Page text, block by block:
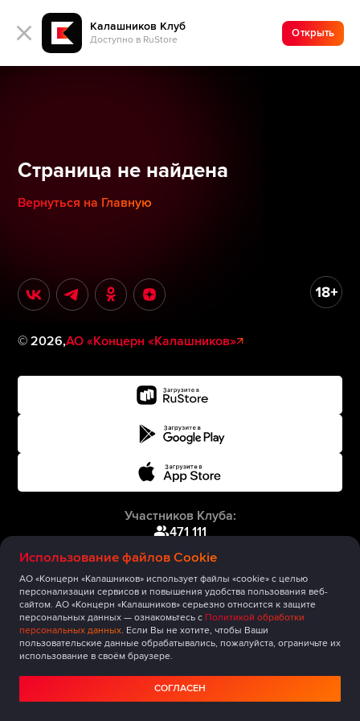
Калашников Клуб
Доступно в RuStore
Открыть
Использование файлов Cookie
АО «Концерн «Калашников» использует файлы «cookie» с целью
персонализации сервисов и повышения удобства пользования веб-
сайтом. АО «Концерн «Калашников» серьезно относится к защите
персональных данных — ознакомьтесь с Политикой обработки
персональных данных. Если Вы не хотите, чтобы Ваши
пользовательские данные обрабатывались, пожалуйста, ограничьте их
использование в своём браузере.
СОГЛАСЕН
Страница не найдена
Вернуться на Главную
©2026,АО «Концерн «Калашников»
Участников Клуба:
471 111